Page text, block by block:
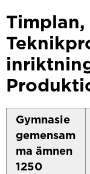
Timplan,
Gymnasie
gemensam
ma ämnen
1250